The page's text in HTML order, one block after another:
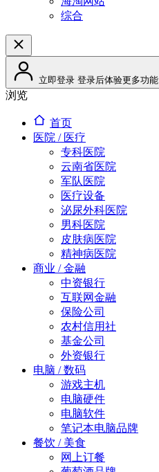
综合
立即登录 登录后体验更多功能
浏览
首页
医院 / 医疗
专科医院
云南省医院
军队医院
医疗设备
泌尿外科医院
男科医院
皮肤病医院
精神病医院
商业 / 金融
中资银行
互联网金融
保险公司
农村信用社
基金公司
外资银行
电脑 / 数码
游戏主机
电脑硬件
电脑软件
笔记本电脑品牌
餐饮 / 美食
网上订餐